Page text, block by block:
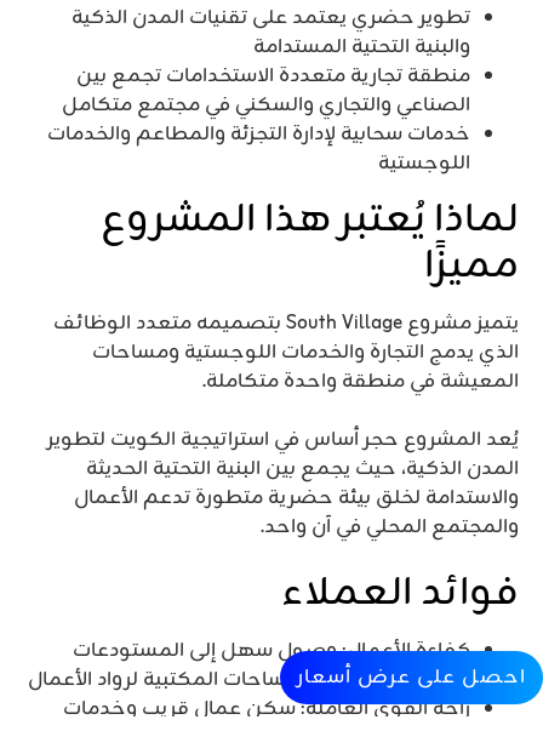
تطوير حضري يعتمد على تقنيات المدن الذكية
والبنية التحتية المستدامة
منطقة تجارية متعددة الاستخدامات تجمع بين
الصناعي والتجاري والسكني في مجتمع متكامل
خدمات سحابية لإدارة التجزئة والمطاعم والخدمات
اللوجستية
لماذا يُعتبر هذا المشروع
مميزًا
يتميز مشروع South Village بتصميمه متعدد الوظائف
الذي يدمج التجارة والخدمات اللوجستية ومساحات
المعيشة في منطقة واحدة متكاملة.
يُعد المشروع حجر أساس في استراتيجية الكويت لتطوير
المدن الذكية، حيث يجمع بين البنية التحتية الحديثة
والاستدامة لخلق بيئة حضرية متطورة تدعم الأعمال
والمجتمع المحلي في آن واحد.
فوائد العملاء
كفاءة الأعمال: وصول سهل إلى المستودعات
ومرافق التصنيع والمساحات المكتبية لرواد الأعمال
راحة القوى العاملة: سكن عمال قريب وخدمات
احصل على عرض أسعار